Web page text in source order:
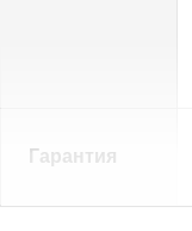
Гарантия